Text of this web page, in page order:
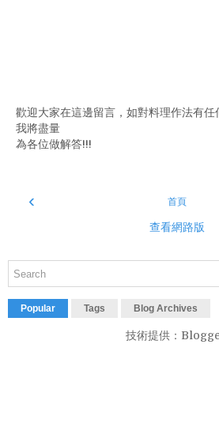
歡迎大家在這邊留言，如對料理作法有任
我將盡量
為各位做解答!!!
‹ 首頁
查看網路版
Popular Tags Blog Archives
技術提供：